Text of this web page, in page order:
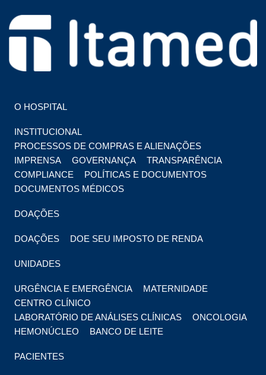
HOSPITAL EM FOZ DO IGUAÇU
O HOSPITAL
INSTITUCIONAL
PROCESSOS DE COMPRAS E ALIENAÇÕES
IMPRENSA
GOVERNANÇA
TRANSPARÊNCIA
COMPLIANCE
POLÍTICAS E DOCUMENTOS
DOCUMENTOS MÉDICOS
DOAÇÕES
DOAÇÕES DOE SEU IMPOSTO DE RENDA
UNIDADES
URGÊNCIA E EMERGÊNCIA
MATERNIDADE
CENTRO CLÍNICO
LABORATÓRIO DE ANÁLISES CLÍNICAS
ONCOLOGIA
HEMONÚCLEO
BANCO DE LEITE
PACIENTES